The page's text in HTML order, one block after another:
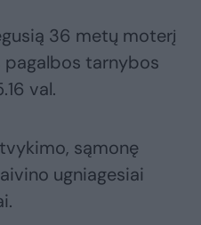
36 metų moterį
tarnybos
val.
sąmonę
ugniagesiai